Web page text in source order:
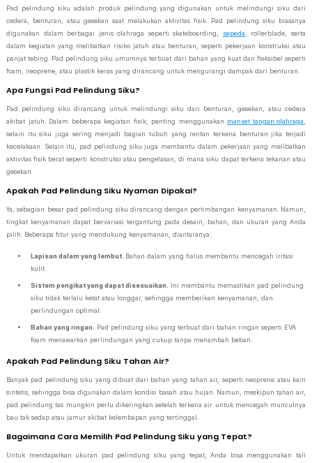
Pad pelindung siku adalah produk pelindung yang digunakan untuk melindungi siku dari
cedera, benturan, atau gesekan saat melakukan aktivitas fisik. Pad pelindung siku biasanya
digunakan dalam berbagai jenis olahraga seperti skateboarding,
sepeda , rollerblade, serta
dalam kegiatan yang melibatkan risiko jatuh atau benturan, seperti pekerjaan konstruksi atau
panjat tebing. Pad pelindung siku umumnya terbuat dari bahan yang kuat dan fleksibel seperti
foam, neoprene, atau plastik keras yang dirancang untuk mengurangi dampak dari benturan.
Apa Fungsi Pad Pelindung Siku?
Pad pelindung siku dirancang untuk melindungi siku dari benturan, gesekan, atau cedera
akibat jatuh. Dalam beberapa kegiatan fisik, penting menggunakan manset tangan olahraga
selain itu siku juga sering menjadi bagian tubuh yang rentan terkena benturan jika terjadi
kecelakaan. Selain itu, pad pelindung siku juga membantu dalam pekerjaan yang melibatkan
aktivitas fisik berat seperti konstruksi atau pengelasan, di mana siku dapat terkena tekanan atau
gesekan.
Apakah Pad Pelindung Siku Nyaman Dipakai?
Ya, sebagian besar pad pelindung siku dirancang dengan pertimbangan kenyamanan. Namun,
tingkat kenyamanan dapat bervariasi tergantung pada desain, bahan, dan ukuran yang Anda
pilih. Beberapa fitur yang mendukung kenyamanan, diantaranya:
Lapisan dalam yang lembut. Bahan dalam yang halus membantu mencegah iritasi
kulit.
Sistem pengikat yang dapat disesuaikan.
Ini membantu memastikan pad pelindung
siku tidak terlalu ketat atau longgar, sehingga memberikan kenyamanan, dan
perlindungan optimal.
Bahan yang ringan.
Pad pelindung siku yang terbuat dari bahan ringan seperti EVA
foam menawarkan perlindungan yang cukup tanpa menambah beban.
Apakah Pad Pelindung Siku Tahan Air?
Banyak pad pelindung siku yang dibuat dari bahan yang tahan air, seperti neoprene atau kain
sintetis, sehingga bisa digunakan dalam kondisi basah atau hujan. Namun, meskipun tahan air,
pad pelindung tas mungkin perlu dikeringkan setelah terkena air untuk mencegah munculnya
bau tak sedap atau jamur akibat kelembapan yang tertinggal.
Bagaimana Cara Memilih Pad Pelindung Siku yang Tepat?
Untuk mendapatkan ukuran pad pelindung siku yang tepat, Anda bisa menggunakan tali